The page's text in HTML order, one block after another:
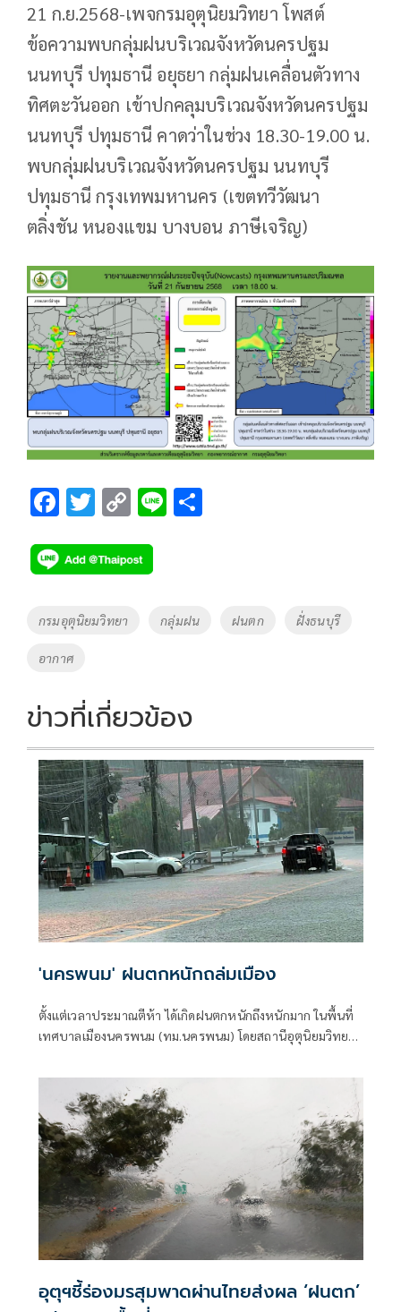
21 ก.ย.2568-เพจกรมอุตุนิยมวิทยา โพสต์
ข้อความพบกลุ่มฝนบริเวณจังหวัดนครปฐม
นนทบุรี ปทุมธานี อยุธยา กลุ่มฝนเคลื่อนตัวทาง
ทิศตะวันออก เข้าปกคลุมบริเวณจังหวัดนครปฐม
นนทบุรี ปทุมธานี คาดว่าในช่วง 18.30-19.00 น.
พบกลุ่มฝนบริเวณจังหวัดนครปฐม นนทบุรี
ปทุมธานี กรุงเทพมหานคร (เขตทวีวัฒนา
ตลิ่งชัน หนองแขม บางบอน ภาษีเจริญ)
F
e
b
o
k
T
tt
er
C
p
y
Li
Tags
กรมอุตุนิยมวิทยา กลุ่มฝน ฝนตก ฝั่งธนบุรี
อากาศ
ข่าวที่เกี่ยวข้อง
'นครพนม' ฝนตกหนักถล่มเมือง
ตั้งแต่เวลาประมาณตีห้า ได้เกิดฝนตกหนักถึงหนักมาก ในพื้นที่
เทศบาลเมืองนครพนม (ทม.นครพนม) โดยสถานีอุตุนิยมวิทยา
อุตุฯชี้ร่องมรสุมพาดผ่านไทยส่งผล ‘ฝนตก’